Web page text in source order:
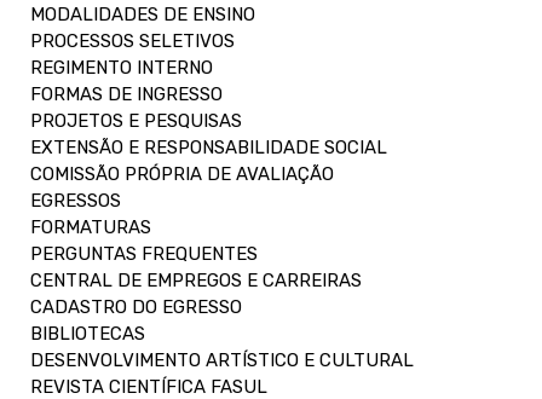
MODALIDADES DE ENSINO
PROCESSOS SELETIVOS
REGIMENTO INTERNO
FORMAS DE INGRESSO
PROJETOS E PESQUISAS
EXTENSÃO E RESPONSABILIDADE SOCIAL
COMISSÃO PRÓPRIA DE AVALIAÇÃO
EGRESSOS
FORMATURAS
PERGUNTAS FREQUENTES
CENTRAL DE EMPREGOS E CARREIRAS
CADASTRO DO EGRESSO
BIBLIOTECAS
DESENVOLVIMENTO ARTÍSTICO E CULTURAL
REVISTA CIENTÍFICA FASUL